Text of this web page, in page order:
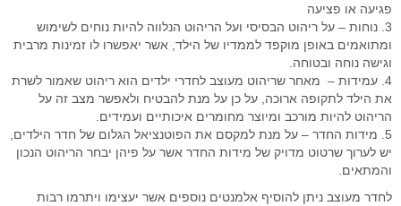
פגיעה או פציעה
3. נוחות – על ריהוט הבסיסי ועל הריהוט הנלווה להיות נוחים לשימוש
ומתואמים באופן מוקפד לממדיו של הילד, אשר יאפשרו לו זמינות מרבית
וגישה נוחה ובטוחה.
4. עמידות – מאחר שריהוט מעוצב לחדרי ילדים הוא ריהוט שאמור לשרת
את הילד לתקופה ארוכה, על כן על מנת להבטיח ולאפשר מצב זה על
הריהוט להיות מורכב ומיוצר מחומרים איכותיים ועמידים.
5. מידות החדר – על מנת למקסם את הפוטנציאל הגלום של חדר הילדים,
יש לערוך שרטוט מדויק של מידות החדר אשר על פיהן יבחר הריהוט הנכון
והמתאים.
לחדר מעוצב ניתן להוסיף אלמנטים נוספים אשר יעצימו ויתרמו רבות